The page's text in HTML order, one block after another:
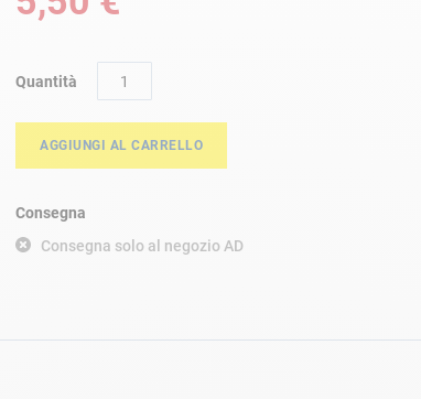
Quantità
AGGIUNGI AL CARRELLO
Consegna
Consegna solo al negozio AD